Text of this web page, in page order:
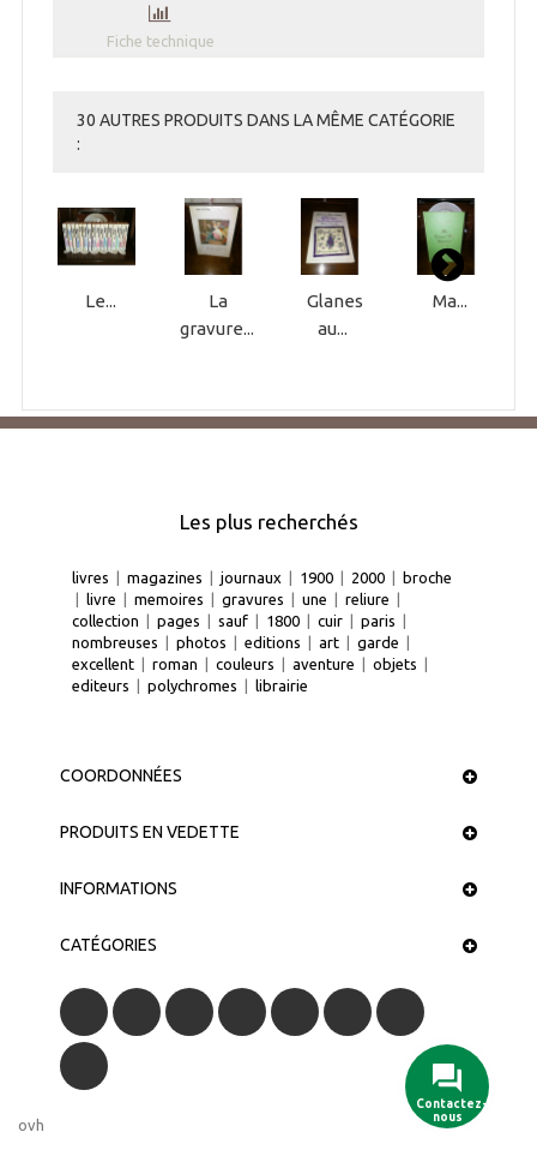
Fiche technique
30 AUTRES PRODUITS DANS LA MÊME CATÉGORIE
:
Le...
La
gravure...
Glanes
au...
Ma...
Les plus recherchés
livres | magazines | journaux | 1900 | 2000 | broche
| livre | memoires | gravures | une | reliure |
collection | pages | sauf | 1800 | cuir | paris |
nombreuses | photos | editions | art | garde |
excellent | roman | couleurs | aventure | objets |
editeurs | polychromes | librairie
COORDONNÉES
PRODUITS EN VEDETTE
INFORMATIONS
CATÉGORIES
Contactez-
nous
ovh